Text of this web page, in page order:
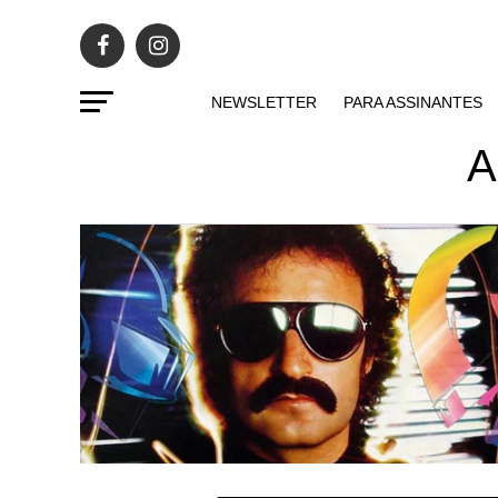
NEWSLETTER PARA ASSINANTES